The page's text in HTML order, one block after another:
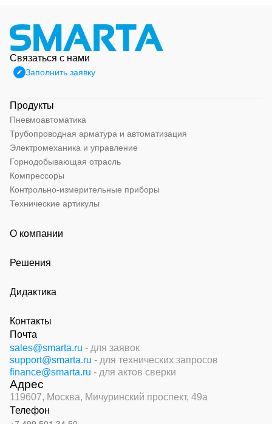
Связаться с нами
Заполнить заявку
Продукты
Пневмоавтоматика
Трубопроводная арматура и автоматизация
Электромеханика и управление
Горнодобывающая отрасль
Компрессоры
Контрольно-измерительные приборы
Технические артикулы
О компании
Решения
Дидактика
Контакты
Почта
sales@smarta.ru - для заявок
support@smarta.ru - для технических запросов
finance@smarta.ru - для актов сверки
Адрес
119607, Москва, Мичуринский проспект, 49а
Телефон